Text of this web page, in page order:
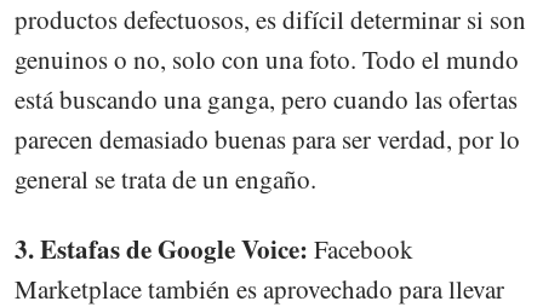
productos defectuosos, es difícil determinar si son
genuinos o no, solo con una foto. Todo el mundo
está buscando una ganga, pero cuando las ofertas
parecen demasiado buenas para ser verdad, por lo
general se trata de un engaño.
3. Estafas de Google Voice: Facebook
Marketplace también es aprovechado para llevar